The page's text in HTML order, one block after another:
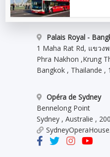
Palais Royal -
1 Maha Rat Rd, แขวง
Phra Nakhon ,Krung
Bangkok , Thailande ,
Opéra de Sydney
Bennelong Point
Sydney , Australie ,